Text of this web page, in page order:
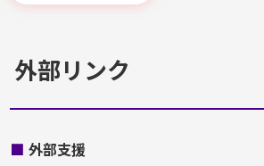
外部リンク
■ 外部支援